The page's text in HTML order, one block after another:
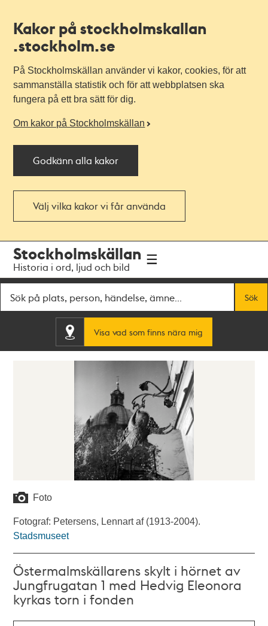
Kakor på stockholmskallan
.stockholm.se
På Stockholmskällan använder vi kakor, cookies, för att
sammanställa statistik och för att webbplatsen ska
fungera på ett bra sätt för dig.
Om kakor på Stockholmskällan
Godkänn alla kakor
Välj vilka kakor vi får använda
navigationen
huvudinnehållet
Stockholmskällan
Historia i ord, ljud och bild
Sök
Visa vad som finns nära mig
Foto
Fotograf: Petersens, Lennart af (1913-2004).
Stadsmuseet
Östermalmskällarens skylt i hörnet av
Jungfrugatan 1 med Hedvig Eleonora
kyrkas torn i fonden